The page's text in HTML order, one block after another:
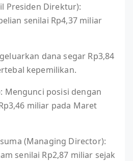
Presiden Direktur):
senilai Rp4,37 miliar
dana segar Rp3,84
kepemilikan.
Mengunci posisi dengan
miliar pada Maret
(Managing Director):
senilai Rp2,87 miliar sejak